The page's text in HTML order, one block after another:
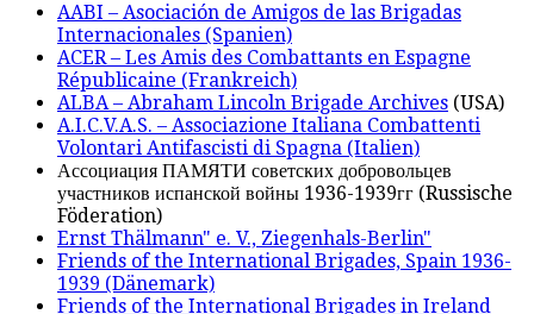
AABI – Asociación de Amigos de las Brigadas
Internacionales (Spanien)
ACER – Les Amis des Combattants en Espagne
Républicaine (Frankreich)
ALBA – Abraham Lincoln Brigade Archives (USA)
A.I.C.V.A.S. – Associazione Italiana Combattenti
Volontari Antifascisti di Spagna (Italien)
Ассоциация ПАМЯТИ советских добровольцев
участников испанской войны 1936-1939гг (Russische
Föderation)
Ernst Thälmann" e. V., Ziegenhals-Berlin"
Friends of the International Brigades, Spain 1936-
1939 (Dänemark)
Friends of the International Brigades in Ireland